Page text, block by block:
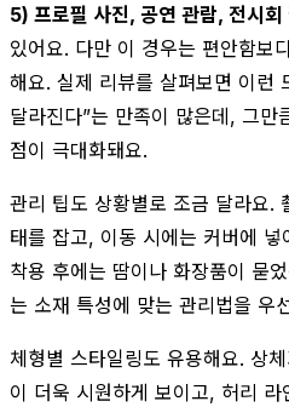
5) 프로필 사진, 공연 관람, 전시회
있어요. 다만 이 경우는 편안함보
해요. 실제 리뷰를 살펴보면 이런
달라진다”는 만족이 많은데, 그
점이 극대화돼요.
관리 팁도 상황별로 조금 달라요.
태를 잡고, 이동 시에는 커버에
착용 후에는 땀이나 화장품이 묻
는 소재 특성에 맞는 관리법을 우
체형별 스타일링도 유용해요. 상
이 더욱 시원하게 보이고, 허리